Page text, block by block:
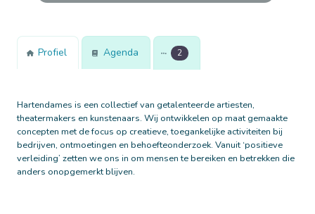
Profiel Agenda 2
Hartendames is een collectief van getalenteerde artiesten,
theatermakers en kunstenaars. Wij ontwikkelen op maat gemaakte
concepten met de focus op creatieve, toegankelijke activiteiten bij
bedrijven, ontmoetingen en behoefteonderzoek. Vanuit ‘positieve
verleiding’ zetten we ons in om mensen te bereiken en betrekken die
anders onopgemerkt blijven.